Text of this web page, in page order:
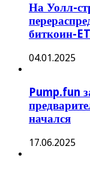
На Уолл-
биткоин-
04.01.2025
Pump.fun
начался
17.06.2025